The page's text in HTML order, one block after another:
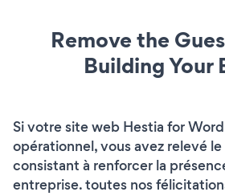
Remove the
Building Your
Si votre site web Hestia for
opérationnel, vous avez relevé
consistant à renforcer la
entreprise. toutes nos